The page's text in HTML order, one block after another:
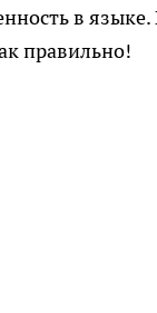
в
правильно!